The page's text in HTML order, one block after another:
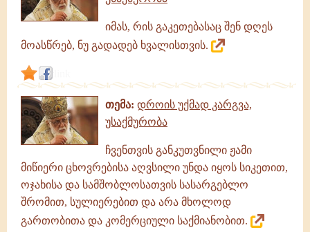
იმას, რის გაკეთებასაც შენ დღეს
მოასწრებ, ნუ გადადებ ხვალისთვის.
თემა: დროის უქმად კარგვა,
უსაქმურობა
ჩვენთვის განკუთვნილი ჟამი
მიწიერი ცხოვრებისა აღვსილი უნდა იყოს სიკეთით,
ოჯახისა და სამშობლოსათვის სასარგებლო
შრომით, სულიერებით და არა მხოლოდ
გართობითა და კომერციული საქმიანობით.